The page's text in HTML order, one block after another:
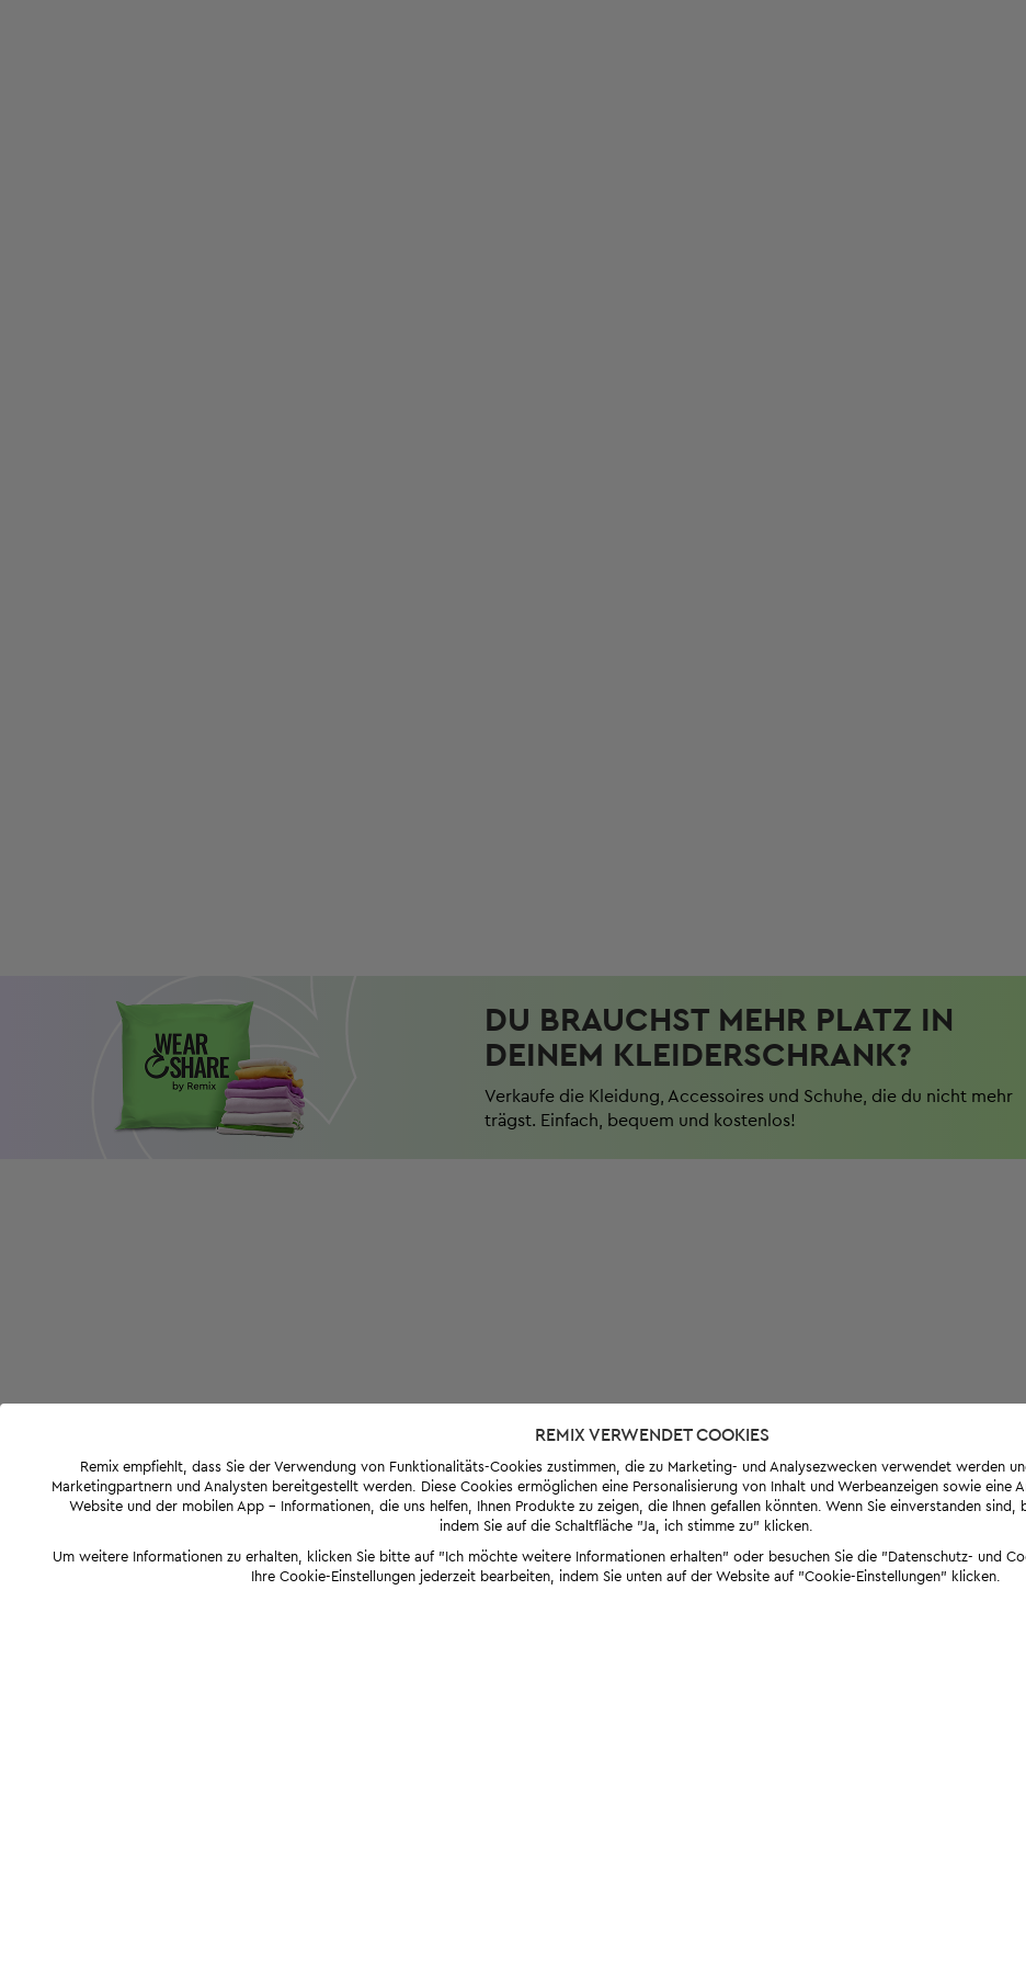
DU BRAUCHST MEHR PLATZ IN
DEINEM KLEIDERSCHRANK?
Verkaufe die Kleidung, Accessoires und Schuhe, die du nicht mehr
trägst. Einfach, bequem und kostenlos!
REMIX VERWENDET COOKIES
Remix empfiehlt, dass Sie der Verwendung von Funktionalitäts-Cookies zustimmen, die zu Marketing- und Analysezwecken verwendet werden
Marketingpartnern und Analysten bereitgestellt werden. Diese Cookies ermöglichen eine Personalisierung von Inhalt und Werbeanzeigen sowie eine
Website und der mobilen App - Informationen, die uns helfen, Ihnen Produkte zu zeigen, die Ihnen gefallen könnten. Wenn Sie einverstanden sind,
indem Sie auf die Schaltfläche "Ja, ich stimme zu" klicken.
Um weitere Informationen zu erhalten, klicken Sie bitte auf "Ich möchte weitere Informationen erhalten" oder besuchen Sie die "Datenschutz- und
Ihre Cookie-Einstellungen jederzeit bearbeiten, indem Sie unten auf der Website auf "Cookie-Einstellungen" klicken.